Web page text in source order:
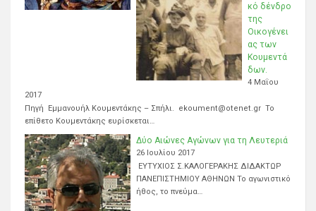
κό δένδρο
της
Οικογένει
ας των
Κουμεντά
δων.
4 Μαΐου
2017
Πηγή Εμμανουήλ Κουμεντάκης – Σπήλι. ekoument@otenet.gr Το
επίθετο Κουμεντάκης ευρίσκεται…
Δύο Αιώνες Αγώνων για τη Λευτεριά
26 Ιουλίου 2017
ΕΥΤΥΧΙΟΣ Σ.ΚΑΛΟΓΕΡΑΚΗΣ ΔΙΔΑΚΤΩΡ
ΠΑΝΕΠΙΣΤΗΜΙΟΥ ΑΘΗΝΩΝ Το αγωνιστικό
ήθος, το πνεύμα…